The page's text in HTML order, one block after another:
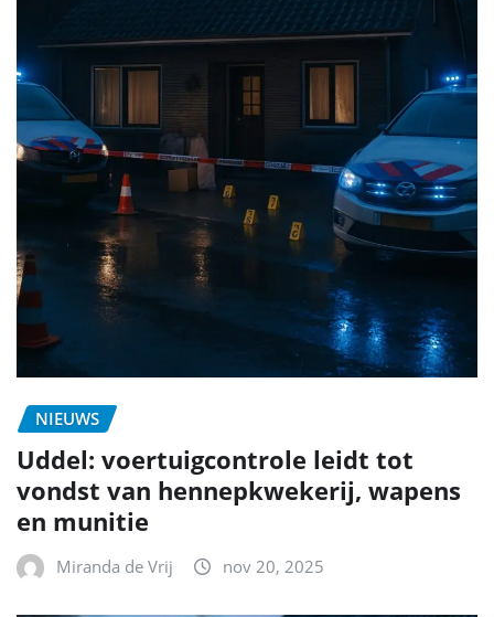
NIEUWS
Uddel: voertuigcontrole leidt tot
vondst van hennepkwekerij, wapens
en munitie
Miranda de Vrij nov 20, 2025